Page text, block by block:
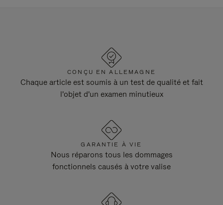
CONÇU EN ALLEMAGNE
Chaque article est soumis à un test de qualité et fait
l'objet d'un examen minutieux
GARANTIE À VIE
Nous réparons tous les dommages
fonctionnels causés à votre valise